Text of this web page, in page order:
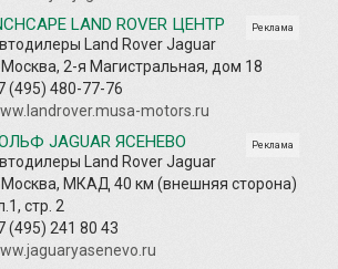
Реклама
LAND ROVER ЦЕНТР
Land Rover Jaguar
Москва, 2-я Магистральная, дом 18
(495) 480-77-76
motors.ru
Реклама
JAGUAR ЯСЕНЕВО
Land Rover Jaguar
Москва, МКАД 40 км (внешняя сторона)
стр. 2
(495) 241 80 43